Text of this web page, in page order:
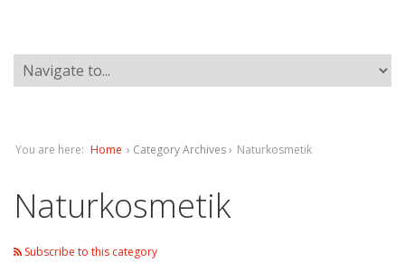
You are here: Home › Category Archives › Naturkosmetik
Naturkosmetik
Subscribe to this category